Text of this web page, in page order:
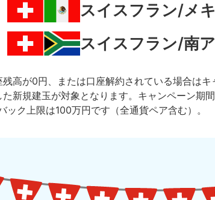
スイスフラン/メ
スイスフラン/南
高が0円、または口座解約されている場合はキ
新規建玉が対象となります。キャンペーン期
ック上限は100万円です（全通貨ペア含む）。